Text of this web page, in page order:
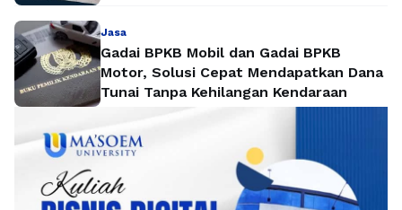
Jasa
Gadai BPKB Mobil dan Gadai BPKB
Motor, Solusi Cepat Mendapatkan Dana
Tunai Tanpa Kehilangan Kendaraan